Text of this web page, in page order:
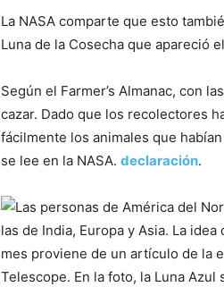
La NASA comparte que esto
Luna de la Cosecha que apareció
Según el Farmer’s Almanac, con
cazar. Dado que los recolectores
fácilmente los animales que
se lee en la NASA. declaración.